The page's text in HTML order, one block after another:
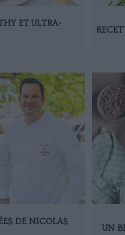
ET ULTRA-
DE NICOLAS
UN